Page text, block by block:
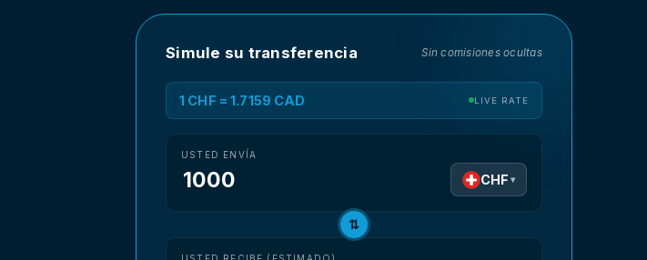
Simule su transferencia Sin comisiones ocultas
1 CHF = 1.7159 CAD LIVE RATE
USTED ENVÍA
CHF ▾
⇅
USTED RECIBE (ESTIMADO)